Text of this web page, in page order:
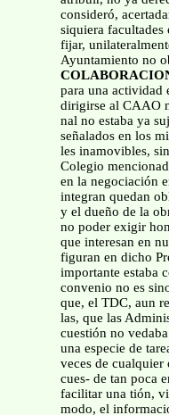
consideró,
siquiera facultades
fijar,
Ayuntamiento no
para una actividad
dirigirse al CAAO
nal no estaba ya
señalados en los
les inamovibles,
Colegio
en la negociación
integran quedan
y el dueño de la
no poder exigir
que interesan en
figuran en dicho
importante estaba
convenio no es
que, el TDC, aun
las, que las
cuestión no
una especie de
veces de
cues- de tan poca
facilitar una tión,
modo, el